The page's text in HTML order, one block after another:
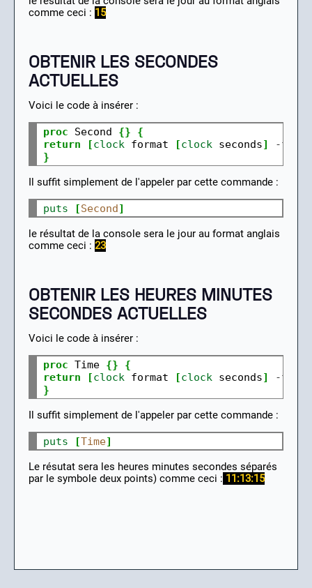
comme ceci : 15
OBTENIR LES SECONDES
ACTUELLES
Voici le code à insérer :
proc Second {}
{
return
[clock format [clock seconds] -
}
Il suffit simplement de l'appeler par cette commande :
puts [Second]
le résultat de la console sera le jour au format anglais
comme ceci : 23
OBTENIR LES HEURES MINUTES
SECONDES ACTUELLES
Voici le code à insérer :
proc Time {}
{
return
[clock format [clock seconds] -
}
Il suffit simplement de l'appeler par cette commande :
puts [Time]
Le résutat sera les heures minutes secondes séparés
par le symbole deux points) comme ceci : 11:13:15